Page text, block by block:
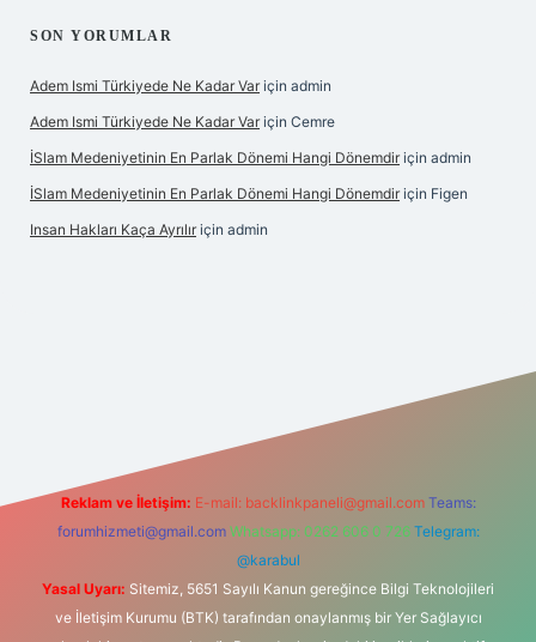
SON YORUMLAR
Adem Ismi Türkiyede Ne Kadar Var için admin
Adem Ismi Türkiyede Ne Kadar Var için Cemre
İSlam Medeniyetinin En Parlak Dönemi Hangi Dönemdir için admin
İSlam Medeniyetinin En Parlak Dönemi Hangi Dönemdir için Figen
Insan Hakları Kaça Ayrılır için admin
Reklam ve İletişim: E-mail: backlinkpaneli@gmail.com Teams:
forumhizmeti@gmail.com Whatsapp: 0262 606 0 726 Telegram:
@karabul
Yasal Uyarı: Sitemiz, 5651 Sayılı Kanun gereğince Bilgi Teknolojileri
ve İletişim Kurumu (BTK) tarafından onaylanmış bir Yer Sağlayıcı